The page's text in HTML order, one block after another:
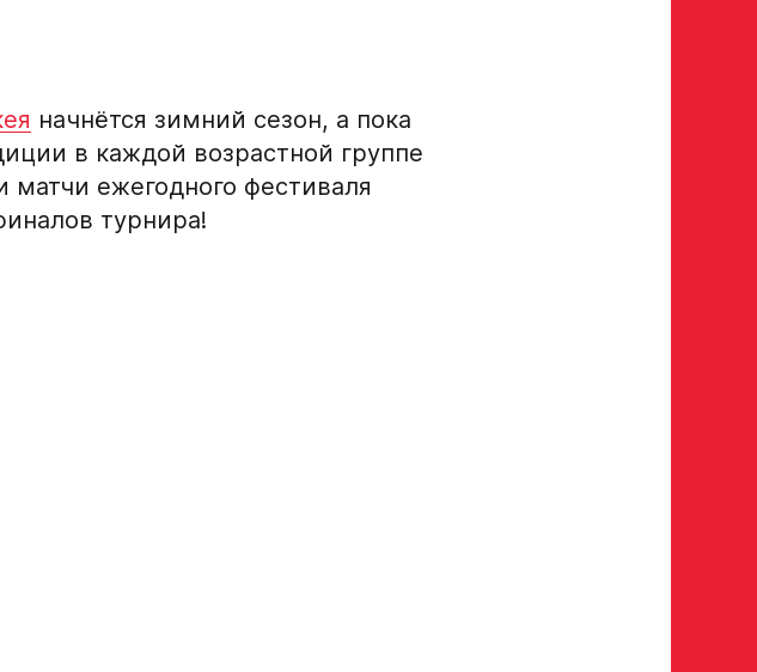
начнётся зимний сезон, а пока
в каждой возрастной группе
ежегодного фестиваля
турнира!